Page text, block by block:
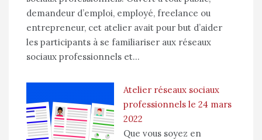
demandeur d’emploi, employé, freelance ou
entrepreneur, cet atelier avait pour but d’aider
les participants à se familiariser aux réseaux
sociaux professionnels et…
Atelier réseaux sociaux
professionnels le 24 mars
2022
Que vous soyez en